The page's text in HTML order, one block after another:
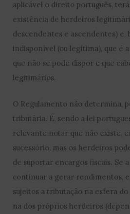
aplicável o direito português,
existência de herdeiros
descendentes e ascendentes) e,
indisponível (ou legítima), que é
que não se pode dispor e que
legitimários.
O Regulamento não determina,
tributária. E, sendo a lei
relevante notar que não existe,
sucessório, mas os herdeiros
de suportar encargos fiscais. Se
continuar a gerar rendimentos,
sujeitos a tributação na esfera
na dos próprios herdeiros